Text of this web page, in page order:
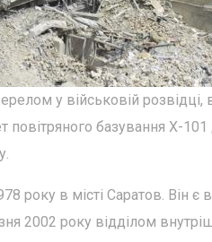
у військовій розвідці,
повітряного базування Х-
року в місті Саратов. Він
2002 року відділом